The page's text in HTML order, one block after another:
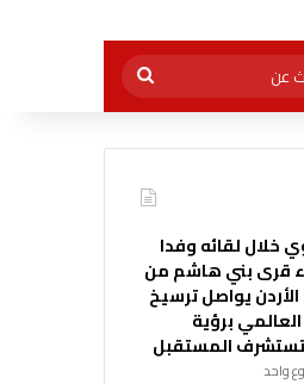
بحث
عن
خلال لقائه وفدا
قرى بني هاشم من
الأردن يواصل ترسيخ
برؤية
المستقبل
واحد